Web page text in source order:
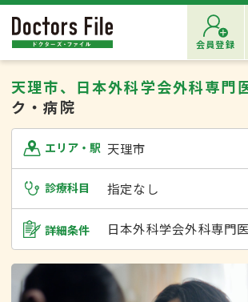
会員登録
天理市、日本外科学会外科専門
ク・病院
エリア・駅 天理市
診療科目 指定なし
詳細条件 日本外科学会外科専門医